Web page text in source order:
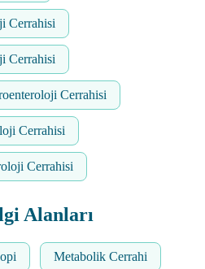
Cerrahisi
Cerrahisi
Cerrahisi
Cerrahisi
Cerrahisi
Alanları
Metabolik Cerrahi